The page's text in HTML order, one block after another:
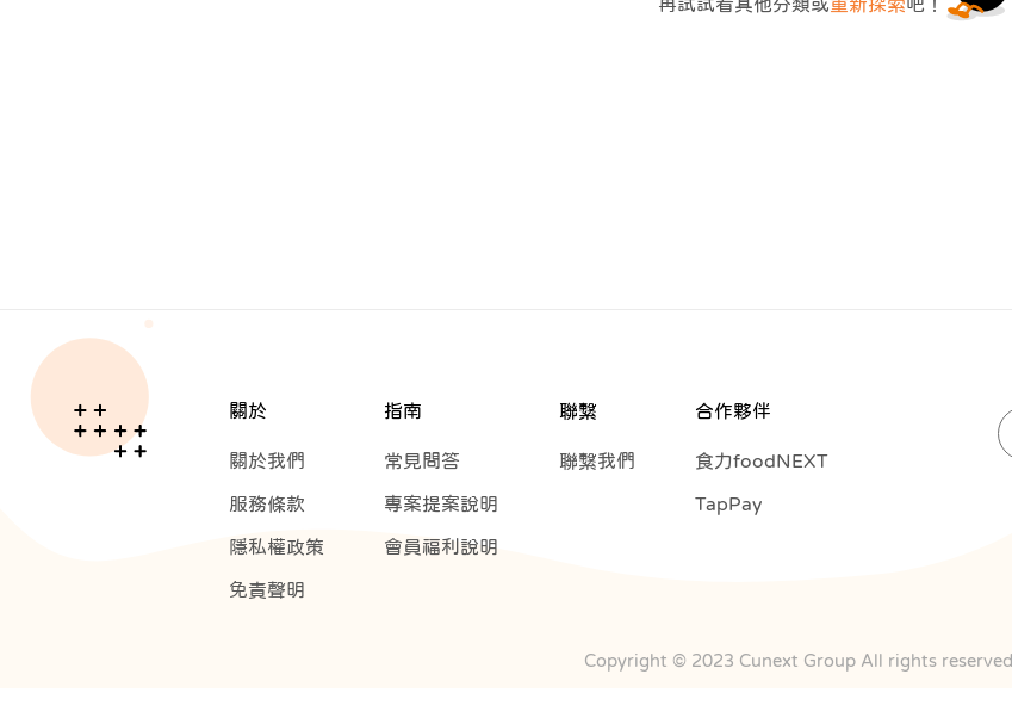
關於
關於我們
服務條款
隱私權政策
免責聲明
指南
常見問答
專案提案說明
會員福利說明
聯繫
聯繫我們
合作夥伴
食力foodNEXT
TapPay
Copyright © 2023 Cunext Group All rights reserved.